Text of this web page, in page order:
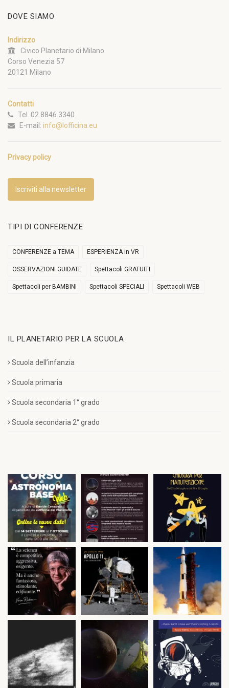
DOVE SIAMO
Indirizzo
Civico Planetario di Milano
Corso Venezia 57
20121 Milano
Contatti
Tel. 02 8846 3340
E-mail: info@lofficina.eu
Privacy policy
Iscriviti alla newsletter
TIPI DI CONFERENZE
CONFERENZE a TEMA ESPERIENZA in VR
OSSERVAZIONI GUIDATE Spettacoli GRATUITI
Spettacoli per BAMBINI Spettacoli SPECIALI Spettacoli WEB
IL PLANETARIO PER LA SCUOLA
Scuola dell’infanzia
Scuola primaria
Scuola secondaria 1° grado
Scuola secondaria 2° grado